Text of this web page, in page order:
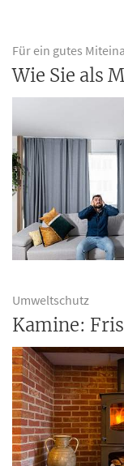
Für ein gutes
Wie Sie als
Umweltschutz
Kamine: